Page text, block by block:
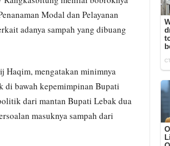
Modal dan Pelayanan
adanya sampah yang dibuang
mengatakan minimnya
di bawah kepemimpinan Bupati
dari mantan Bupati Lebak dua
masuknya sampah dari